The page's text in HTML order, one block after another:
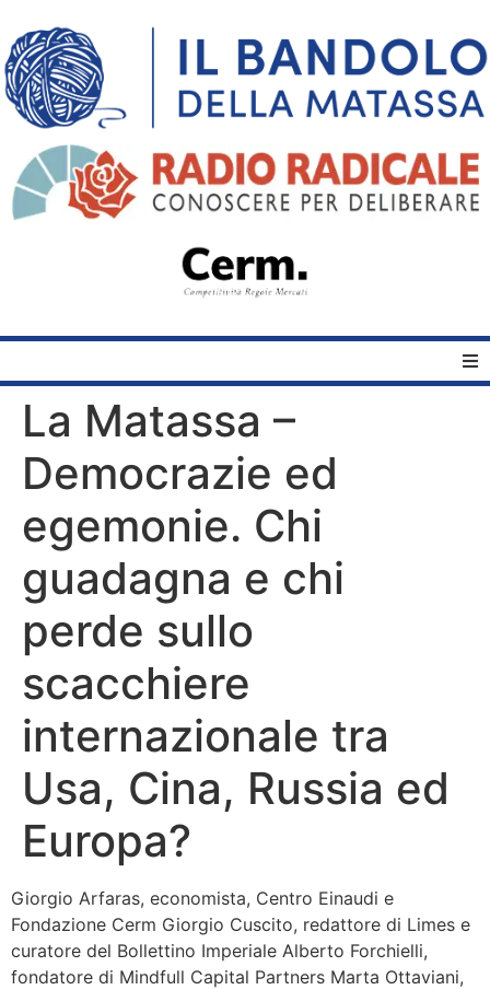
Quelli del Bandolo
Bandolo
Connessioni
La Matassa –
Democrazie ed
egemonie. Chi
guadagna e chi
perde sullo
scacchiere
internazionale tra
Usa, Cina, Russia ed
Europa?
Giorgio Arfaras, economista, Centro Einaudi e
Fondazione Cerm Giorgio Cuscito, redattore di Limes e
curatore del Bollettino Imperiale Alberto Forchielli,
fondatore di Mindfull Capital Partners Marta Ottaviani,